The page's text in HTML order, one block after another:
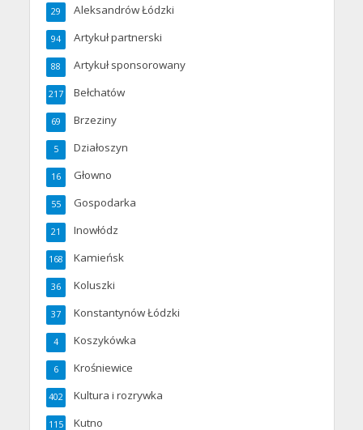
Aleksandrów Łódzki
29
Artykuł partnerski
94
Artykuł sponsorowany
88
Bełchatów
217
Brzeziny
69
Działoszyn
5
Głowno
16
Gospodarka
55
Inowłódz
21
Kamieńsk
168
Koluszki
36
Konstantynów Łódzki
37
Koszykówka
4
Krośniewice
6
Kultura i rozrywka
402
Kutno
115